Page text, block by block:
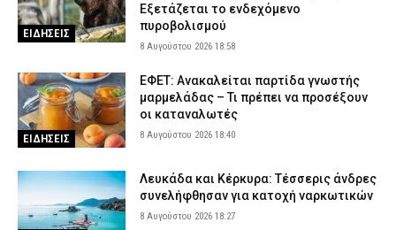
ΕΙΔΗΣΕΙΣ
Εξετάζεται το ενδεχόμενο
πυροβολισμού
8 Αυγούστου 2026 18:58
ΕΙΔΗΣΕΙΣ
ΕΦΕΤ: Ανακαλείται παρτίδα γνωστής
μαρμελάδας – Τι πρέπει να προσέξουν
οι καταναλωτές
8 Αυγούστου 2026 18:40
Λευκάδα και Κέρκυρα: Τέσσερις άνδρες
συνελήφθησαν για κατοχή ναρκωτικών
8 Αυγούστου 2026 18:27